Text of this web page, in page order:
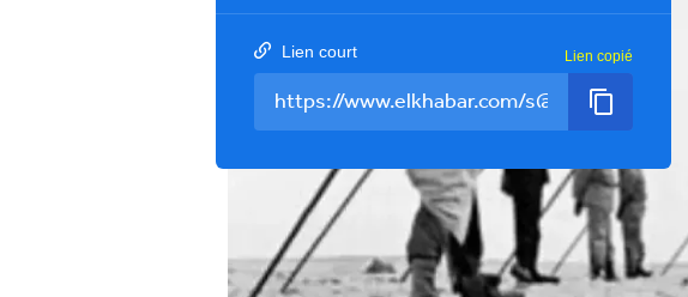
Lien court Lien copié